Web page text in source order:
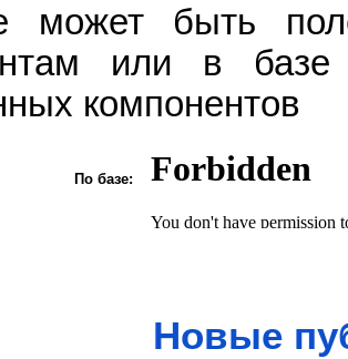
может быть
или в базе
компонентов
По базе:
Новые